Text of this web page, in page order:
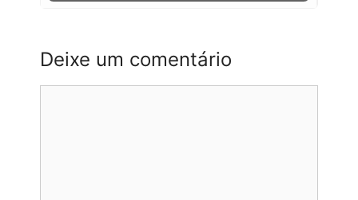
Deixe um comentário